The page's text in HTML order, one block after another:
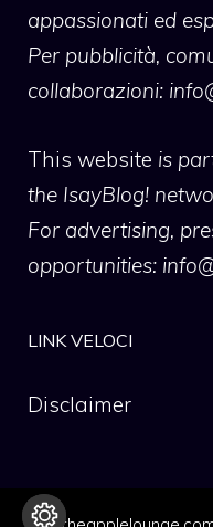
appassionati ed
Per pubblicità,
collaborazioni:
This website is
the IsayBlog!
For advertising,
opportunities:
LINK VELOCI
Disclaimer